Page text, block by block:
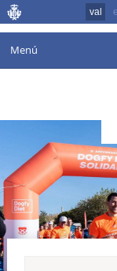
val
Menú
Agenda
Instal·lacions
Comunicació
València en esport